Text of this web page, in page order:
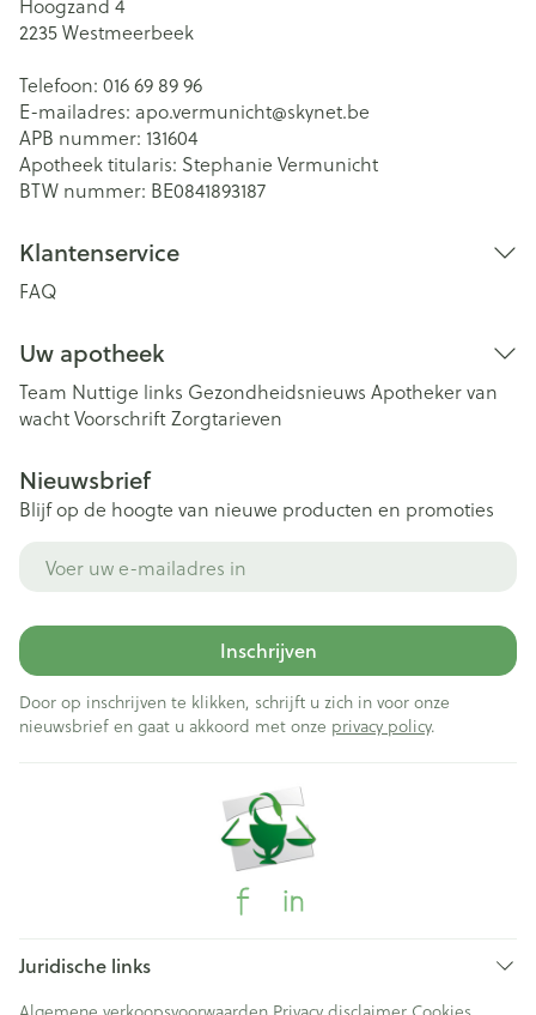
2235Westmeerbeek
Telefoon: 016 69 89 96
E-mailadres: apo.vermunicht@skynet.be
APB nummer: 131604
Apotheek titularis: Stephanie Vermunicht
BTW nummer: BE0841893187
Klantenservice
FAQ
Uw apotheek
Team Nuttige links Gezondheidsnieuws Apotheker van
wachtVoorschriftZorgtarieven
Nieuwsbrief
Blijf op de hoogte van nieuwe producten en promoties
Inschrijven
Door op inschrijven te klikken, schrijft u zich in voor onze
nieuwsbrief en gaat u akkoord met onze privacy policy.
Juridische links